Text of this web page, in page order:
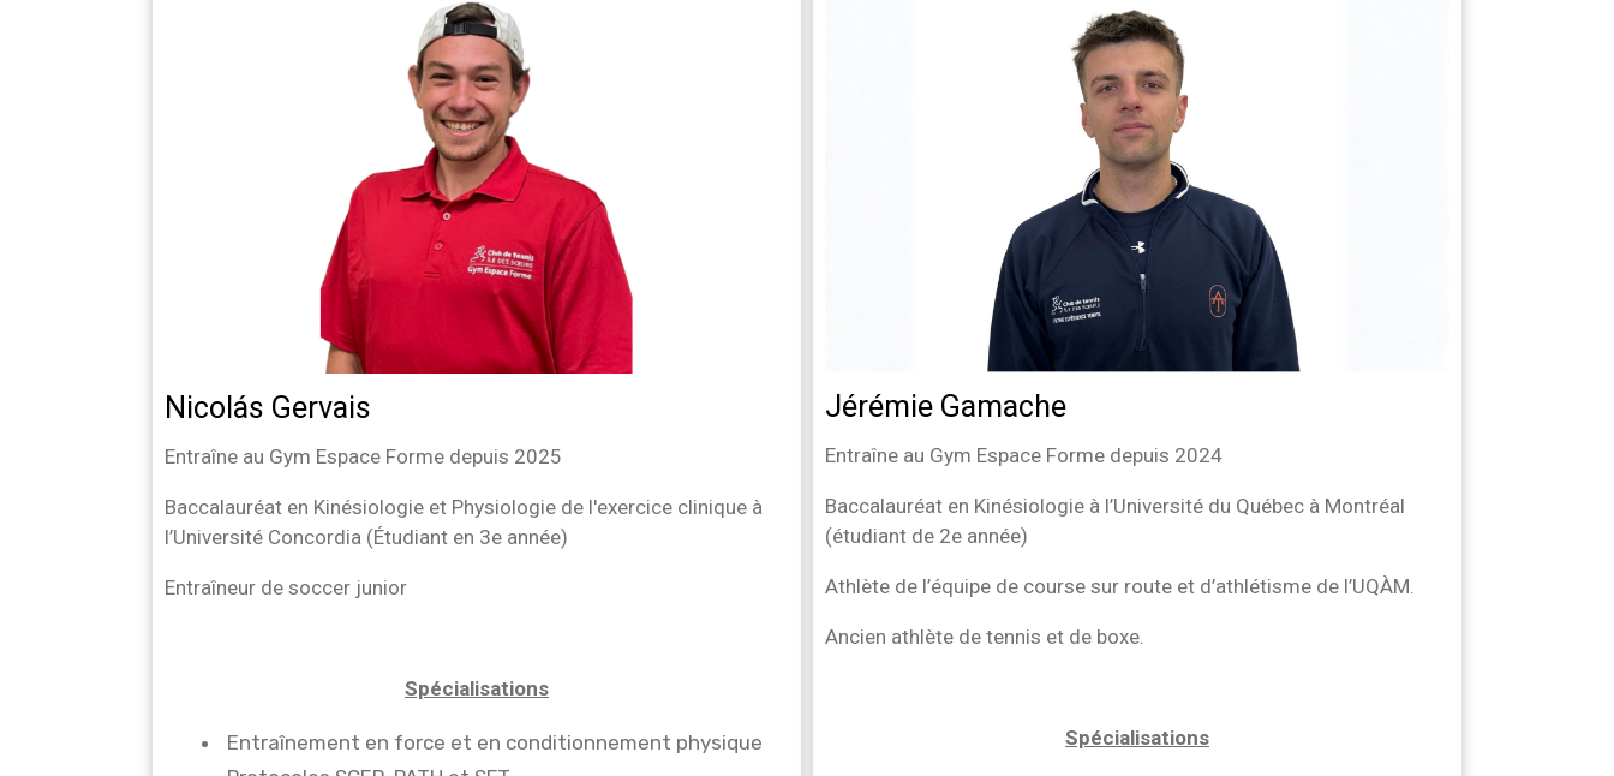
Nicolás Gervais
Entraîne au Gym Espace Forme depuis 2025
Baccalauréat en Kinésiologie et Physiologie de l'exercice clinique à
l’Université Concordia (Étudiant en 3e année)
Entraîneur de soccer junior
Spécialisations
Entraînement en force et en conditionnement physique
Jérémie Gamache
Entraîne au Gym Espace Forme depuis 2024
Baccalauréat en Kinésiologie à l’Université du Québec à Montréal
(étudiant de 2e année)
Athlète de l’équipe de course sur route et d’athlétisme de l’UQÀM.
Ancien athlète de tennis et de boxe.
Spécialisations